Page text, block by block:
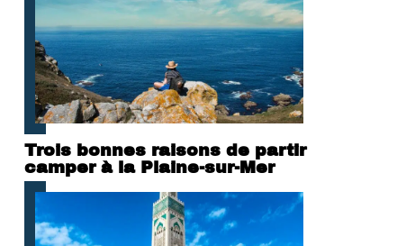
Trois bonnes raisons de partir
camper à la Plaine-sur-Mer